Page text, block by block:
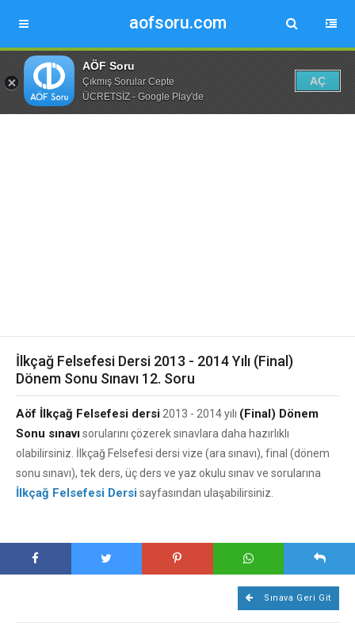
aofsoru.com
AÖF Soru
Çıkmış Sorular Cepte
ÜCRETSİZ - Google Play'de
AÇ
İlkçağ Felsefesi Dersi 2013 - 2014 Yılı (Final)
Dönem Sonu Sınavı 12. Soru
Aöf İlkçağ Felsefesi dersi 2013 - 2014 yılı (Final) Dönem
Sonu sınavısorularını çözerek sınavlara daha hazırlıklı
olabilirsiniz. İlkçağ Felsefesi dersi vize (ara sınavı), final (dönem
sonu sınavı), tek ders, üç ders ve yaz okulu sınav ve sorularına
İlkçağ Felsefesi Dersisayfasından ulaşabilirsiniz.
Sınava Geri Git